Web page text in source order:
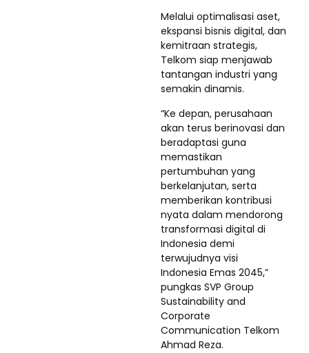
Melalui optimalisasi aset,
ekspansi bisnis digital, dan
kemitraan strategis,
Telkom siap menjawab
tantangan industri yang
semakin dinamis.
“Ke depan, perusahaan
akan terus berinovasi dan
beradaptasi guna
memastikan
pertumbuhan yang
berkelanjutan, serta
memberikan kontribusi
nyata dalam mendorong
transformasi digital di
Indonesia demi
terwujudnya visi
Indonesia Emas 2045,”
pungkas SVP Group
Sustainability and
Corporate
Communication Telkom
Ahmad Reza.